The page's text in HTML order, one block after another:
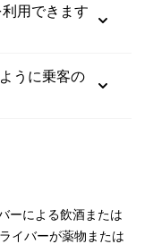
用できます
うに乗客の
ーによる飲酒または
イバーが薬物または